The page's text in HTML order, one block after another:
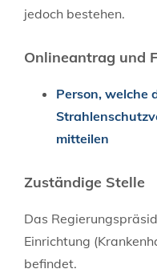
jedoch bestehen.
Onlineantrag und
Person, welche
mitteilen
Zuständige Stelle
Das
Einrichtung
befindet.